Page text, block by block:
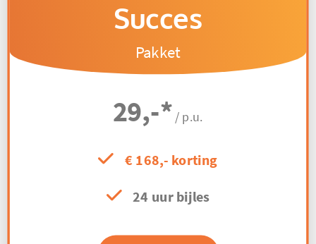
Succes
Pakket
29,-* / p.u.
€ 168,- korting
24 uur bijles